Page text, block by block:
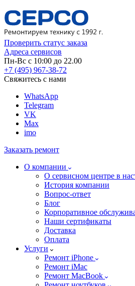
Проверить статус заказа
Адреса сервисов
Пн-Вс с 10:00 до 22.00
+7 (495) 967-38-72
Свяжитесь с нами
WhatsApp
Telegram
VK
Max
imo
Заказать ремонт
О компании
О сервисном центре в
История компании
Вопрос-ответ
Блог
Корпоративное
Наши сертификаты
Доставка
Оплата
Услуги
Ремонт iPhone
Ремонт iMac
Ремонт MacBook